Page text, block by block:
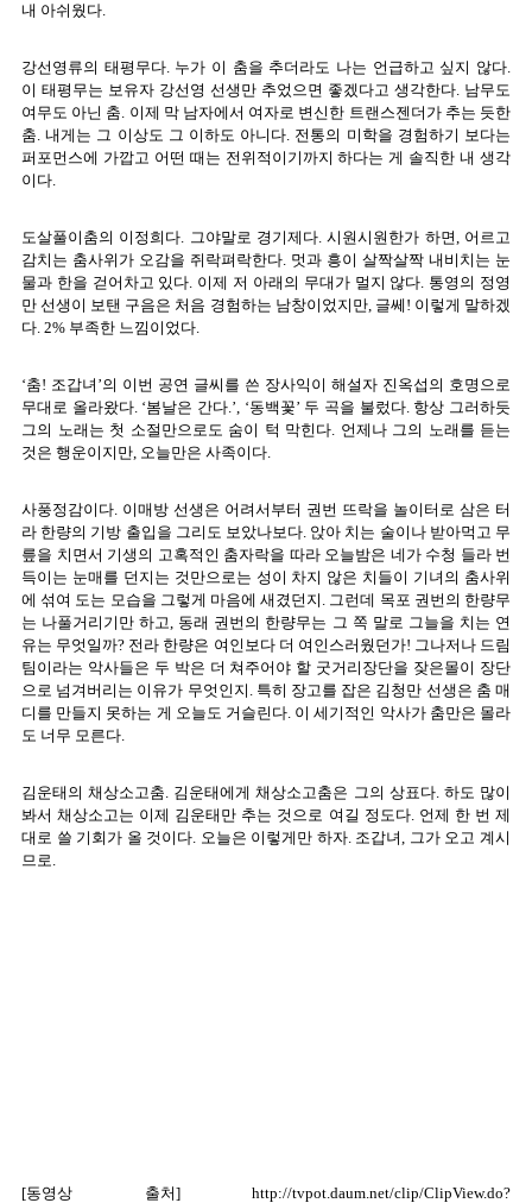
내 아쉬웠다.
강선영류의 태평무다. 누가 이 춤을 추더라도 나는 언급하고 싶지 않다.
이 태평무는 보유자 강선영 선생만 추었으면 좋겠다고 생각한다. 남무도
여무도 아닌 춤. 이제 막 남자에서 여자로 변신한 트랜스젠더가 추는 듯한
춤. 내게는 그 이상도 그 이하도 아니다. 전통의 미학을 경험하기 보다는
퍼포먼스에 가깝고 어떤 때는 전위적이기까지 하다는 게 솔직한 내 생각
이다.
도살풀이춤의 이정희다. 그야말로 경기제다. 시원시원한가 하면, 어르고
감치는 춤사위가 오감을 쥐락펴락한다. 멋과 흥이 살짝살짝 내비치는 눈
물과 한을 걷어차고 있다. 이제 저 아래의 무대가 멀지 않다. 통영의 정영
만 선생이 보탠 구음은 처음 경험하는 남창이었지만, 글쎄! 이렇게 말하겠
다. 2% 부족한 느낌이었다.
‘춤! 조갑녀’의 이번 공연 글씨를 쓴 장사익이 해설자 진옥섭의 호명으로
무대로 올라왔다. ‘봄날은 간다.’, ‘동백꽃’ 두 곡을 불렀다. 항상 그러하듯
그의 노래는 첫 소절만으로도 숨이 턱 막힌다. 언제나 그의 노래를 듣는
것은 행운이지만, 오늘만은 사족이다.
사풍정감이다. 이매방 선생은 어려서부터 권번 뜨락을 놀이터로 삼은 터
라 한량의 기방 출입을 그리도 보았나보다. 앉아 치는 술이나 받아먹고 무
릎을 치면서 기생의 고혹적인 춤자락을 따라 오늘밤은 네가 수청 들라 번
득이는 눈매를 던지는 것만으로는 성이 차지 않은 치들이 기녀의 춤사위
에 섞여 도는 모습을 그렇게 마음에 새겼던지. 그런데 목포 권번의 한량무
는 나풀거리기만 하고, 동래 권번의 한량무는 그 쪽 말로 그늘을 치는 연
유는 무엇일까? 전라 한량은 여인보다 더 여인스러웠던가! 그나저나 드림
팀이라는 악사들은 두 박은 더 쳐주어야 할 굿거리장단을 잦은몰이 장단
으로 넘겨버리는 이유가 무엇인지. 특히 장고를 잡은 김청만 선생은 춤 매
디를 만들지 못하는 게 오늘도 거슬린다. 이 세기적인 악사가 춤만은 몰라
도 너무 모른다.
김운태의 채상소고춤. 김운태에게 채상소고춤은 그의 상표다. 하도 많이
봐서 채상소고는 이제 김운태만 추는 것으로 여길 정도다. 언제 한 번 제
대로 쓸 기회가 올 것이다. 오늘은 이렇게만 하자. 조갑녀, 그가 오고 계시
므로.
[동영상 출처] http://tvpot.daum.net/clip/ClipView.do?